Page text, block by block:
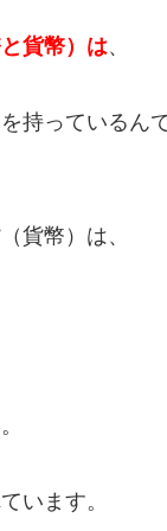
と貨幣）は、
持っているん
貨幣）は、
います。